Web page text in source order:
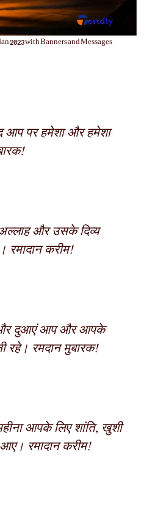
2023 with Banners and Messages
आप पर हमेशा और हमेशा
और उसके दिव्य
रमादान करीम!
और दुआएं आप और आपके
रहे। रमदान मुबारक!
आपके लिए शांति, खुशी
रमादान करीम!